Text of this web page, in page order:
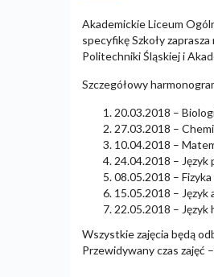
Akademickie Liceum
specyfikę Szkoły
Politechniki Śląskiej i
Szczegółowy
20.03.2018 –
27.03.2018 –
10.04.2018 –
24.04.2018 – Język
08.05.2018 –
15.05.2018 –
22.05.2018 –
Wszystkie zajęcia będą
Przewidywany czas zajęć